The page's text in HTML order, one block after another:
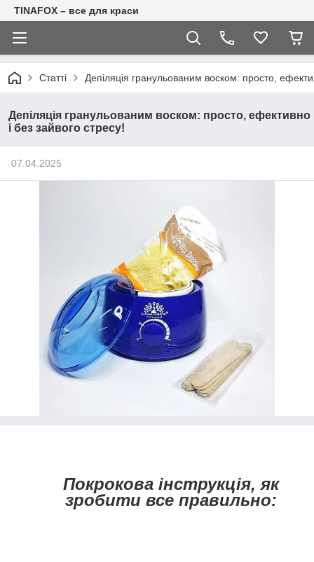
TINAFOX – все для краси
Статті Депіляція гранульованим воском: просто,
Депіляція гранульованим воском: просто, ефективно
і без зайвого стресу!
07.04.2025
Покрокова інструкція, як
зробити все правильно: